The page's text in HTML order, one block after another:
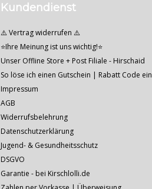
Kundendienst
⚠️ Vertrag widerrufen ⚠️
⭐Ihre Meinung ist uns wichtig!⭐
Unser Offline Store + Post Filiale - Hirschaid
So löse ich einen Gutschein | Rabatt Code ein
Impressum
AGB
Widerrufsbelehrung
Datenschutzerklärung
Jugend- & Gesundheitsschutz
DSGVO
Garantie - bei Kirschlolli.de